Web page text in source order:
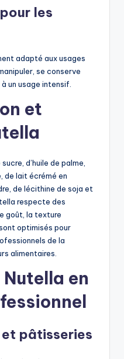
les
adapté aux usages
se conserve
un usage intensif.
et
d’huile de palme,
de lait écrémé en
de lécithine de soja et
respecte des
goût, la texture
optimisés pour
de la
alimentaires.
en
et pâtisseries